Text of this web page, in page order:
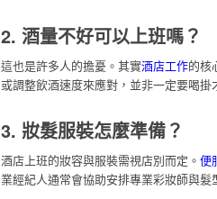
2. 酒量不好可以上班嗎？
這也是許多人的擔憂。其實酒店工作的核
或調整飲酒速度來應對，並非一定要喝掛
3. 妝髮服裝怎麼準備？
酒店上班的妝容與服裝需視店別而定。 便
業經紀人通常會協助安排專業彩妝師與